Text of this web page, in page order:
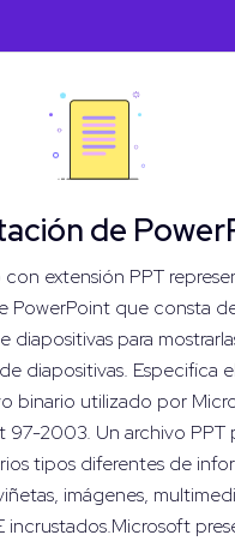
de
con extensión PPT
PowerPoint que consta
diapositivas para
diapositivas. Especifica
binario utilizado por
97-2003. Un archivo PPT
tipos diferentes de
imágenes,
incrustados.Microsoft